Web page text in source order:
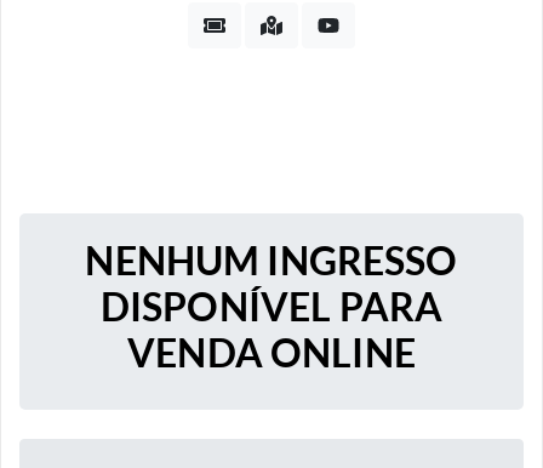
NENHUM INGRESSO
DISPONÍVEL PARA
VENDA ONLINE